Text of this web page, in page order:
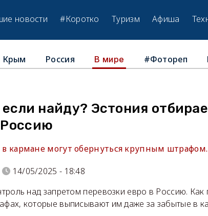
новости #Коротко Туризм Афиша
Крым Россия В мире #Фотореп
найду? Эстония
кармане могут обернуться крупным штрафом.
14/05/2025 - 18:48
над запретом перевозки евро в Россию. Как
которые выписывают им даже за забытые в